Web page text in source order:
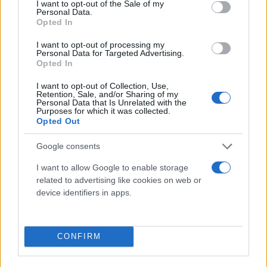
I want to opt-out of the Sale of my
Personal Data.
Opted In
I want to opt-out of processing my
Personal Data for Targeted Advertising.
Opted In
I want to opt-out of Collection, Use,
Retention, Sale, and/or Sharing of my
Personal Data that Is Unrelated with the
Purposes for which it was collected.
Opted Out
Google consents
I want to allow Google to enable storage
related to advertising like cookies on web or
device identifiers in apps.
CONFIRM
Δημοτικό Σχολείο ή το Γυμνάσιο κατά περίπτωση
σχετικές με την Ελληνική Γλώσσα και τα
Μαθηματικά. Αντικείμενο της γραπτής δοκιμασίας
(τεστ) είναι στοιχεία, τα οποία οι μαθητές/τριες
φοίτησή τους στο Δημοτικό Σχολείο ή το Γυμνάσιο
κατά περίπτωση. Ως εκ τούτου, δεν ορίζονται
συγκεκριμένες σελίδες εξεταστέας ύλης από τα
σχολικά εγχειρίδια και οι μαθητές/τριες δεν
απαιτείται να μελετήσουν πρόσθετη ύλη για να
προετοιμαστούν για τη συμμετοχή τους στην εν
λόγω δοκιμασία.
στην εισαγωγή στα Πρότυπα Σχολεία μπορείτε να
βρείτεστον εξής σύνδεσμο